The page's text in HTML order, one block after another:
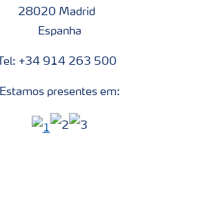
28020 Madrid
Espanha
Tel: +34 914 263 500
Estamos presentes em: